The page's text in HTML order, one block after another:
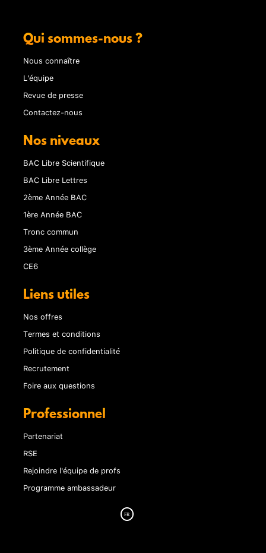
Qui sommes-nous ?
Nous connaître
L'équipe
Revue de presse
Contactez-nous
Nos niveaux
BAC Libre Scientifique
BAC Libre Lettres
2ème Année BAC
1ère Année BAC
Tronc commun
3ème Année collège
CE6
Liens utiles
Nos offres
Termes et conditions
Politique de confidentialité
Recrutement
Foire aux questions
Professionnel
Partenariat
RSE
Rejoindre l'équipe de profs
Programme ambassadeur